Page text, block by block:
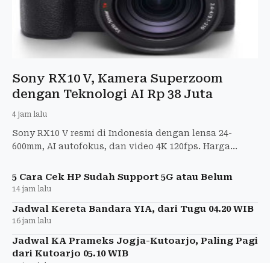
Sony RX10 V, Kamera Superzoom
dengan Teknologi AI Rp 38 Juta
4 jam lalu
Sony RX10 V resmi di Indonesia dengan lensa 24-
600mm, AI autofokus, dan video 4K 120fps. Harga
5 Cara Cek HP Sudah Support 5G atau Belum
14 jam lalu
Jadwal Kereta Bandara YIA, dari Tugu 04.20 WIB
16 jam lalu
Jadwal KA Prameks Jogja-Kutoarjo, Paling Pagi
dari Kutoarjo 05.10 WIB